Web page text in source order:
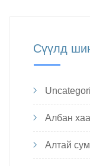
Сүүлд
Албан
Алтай